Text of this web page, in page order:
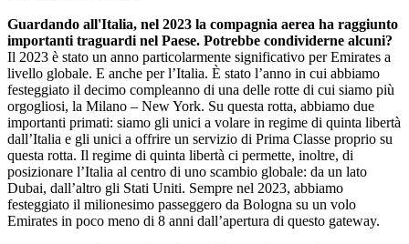
Guardando all'Italia, nel 2023 la compagnia aerea ha raggiunto
importanti traguardi nel Paese. Potrebbe condividerne alcuni?
Il 2023 è stato un anno particolarmente significativo per Emirates a
livello globale. E anche per l’Italia. È stato l’anno in cui abbiamo
festeggiato il decimo compleanno di una delle rotte di cui siamo più
orgogliosi, la Milano – New York. Su questa rotta, abbiamo due
importanti primati: siamo gli unici a volare in regime di quinta libertà
dall’Italia e gli unici a offrire un servizio di Prima Classe proprio su
questa rotta. Il regime di quinta libertà ci permette, inoltre, di
posizionare l’Italia al centro di uno scambio globale: da un lato
Dubai, dall’altro gli Stati Uniti. Sempre nel 2023, abbiamo
festeggiato il milionesimo passeggero da Bologna su un volo
Emirates in poco meno di 8 anni dall’apertura di questo gateway.